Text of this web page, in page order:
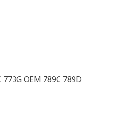
773G OEM 789C 789D